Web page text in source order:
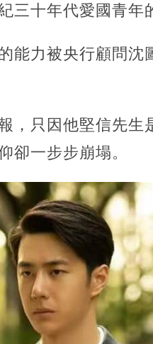
三十年代愛國青年
能力被央行顧問沈
，只因他堅信先生
卻一步步崩塌。